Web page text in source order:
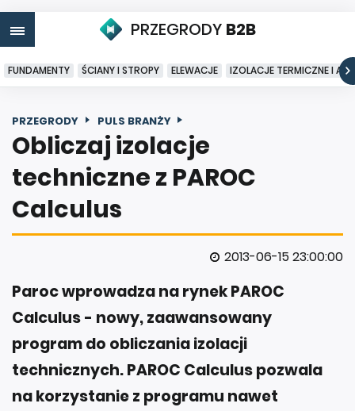
PRZEGRODY B2B
FUNDAMENTY ŚCIANY I STROPY ELEWACJE IZOLACJE TERMICZNE I
PRZEGRODY PULS BRANŻY
Obliczaj izolacje
techniczne z PAROC
Calculus
2013-06-15 23:00:00
Paroc wprowadza na rynek PAROC
Calculus - nowy, zaawansowany
program do obliczania izolacji
technicznych.PAROC Calculus pozwala
na korzystanie z programu nawet